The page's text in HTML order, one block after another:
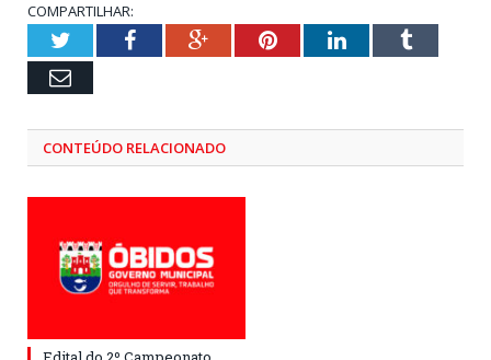
COMPARTILHAR:
TwitterFacebookGoogle+PinterestLinkedInTumblr
Email
CONTEÚDO RELACIONADO